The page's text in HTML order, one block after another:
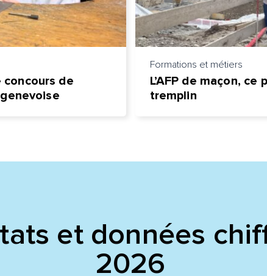
concours de
Formations et métiers
L’AFP de maçon,
tremplin
et données
2026